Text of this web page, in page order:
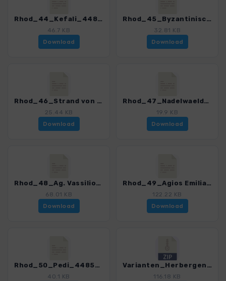
Rhod_44_Kefali_4485_2.gpx
46.7 KB
Download
Rhod_45_Byzantinische Weinpressen_4485_2.gpx
32.81 KB
Download
Rhod_46_Strand von Nanou_4485_2.gpx
25.44 KB
Download
Rhod_47_Nadelwaelder Inselmitte_4485_2.gpx
19.9 KB
Download
Rhod_48_Ag. Vassilios_4485_2.gpx
68.01 KB
Download
Rhod_49_Agios Emilianos_4485_2.gpx
122.22 KB
Download
Rhod_50_Pedi_4485_2.gpx
40.1 KB
Varianten_Herbergen.zip
116.18 KB